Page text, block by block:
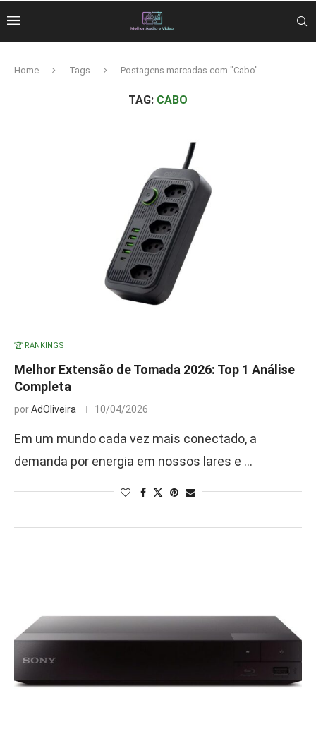
Home Tags Postagens marcadas com "Cabo"
TAG: CABO
🏆 RANKINGS
Melhor Extensão de Tomada 2026: Top 1 Análise
Completa
porAdOliveira 10/04/2026
Em um mundo cada vez mais conectado, a
demanda por energia em nossos lares e …